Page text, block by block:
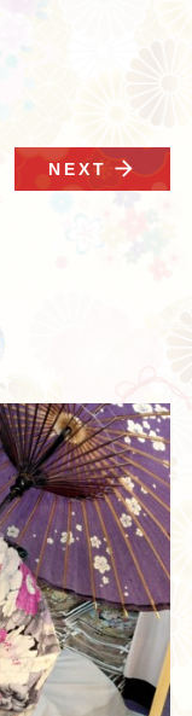
NEXT arrow_forward